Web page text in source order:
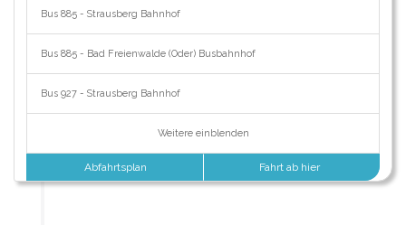
Bus 885 - Strausberg Bahnhof
Bus 885 - Bad Freienwalde (Oder) Busbahnhof
Bus 927 - Strausberg Bahnhof
Weitere einblenden
Abfahrtsplan Fahrt ab hier